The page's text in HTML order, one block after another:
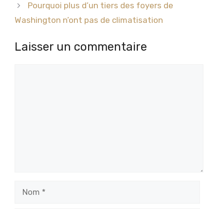
Pourquoi plus d’un tiers des foyers de
Washington n’ont pas de climatisation
Laisser un commentaire